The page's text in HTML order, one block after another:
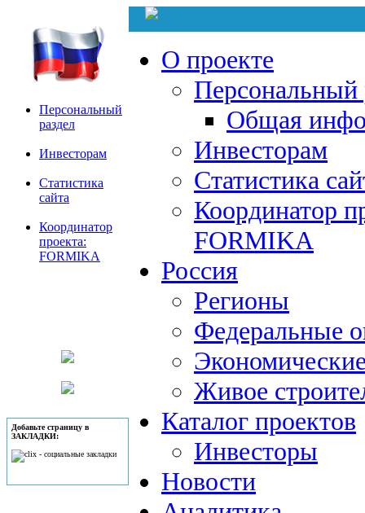
Персональный
раздел
Инвесторам
Статистика
сайта
Координатор
проекта:
FORMIKA
Добавьте страницу в
ЗАКЛАДКИ:
О проекте
Персональный
Общая
Инвесторам
Статистика
Координатор
FORMIKA
Россия
Регионы
Федеральные
Живое
Каталог проектов
Инвесторы
Новости